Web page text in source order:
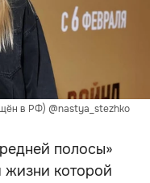
в РФ) @nastya_stezhko
полосы»
жизни которой